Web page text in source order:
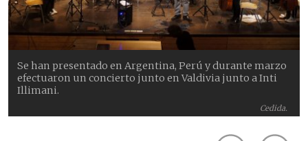
Cedida.
Se han presentado en Argentina, Perú y durante marzo
efectuaron un concierto junto en Valdivia junto a Inti
Illimani.